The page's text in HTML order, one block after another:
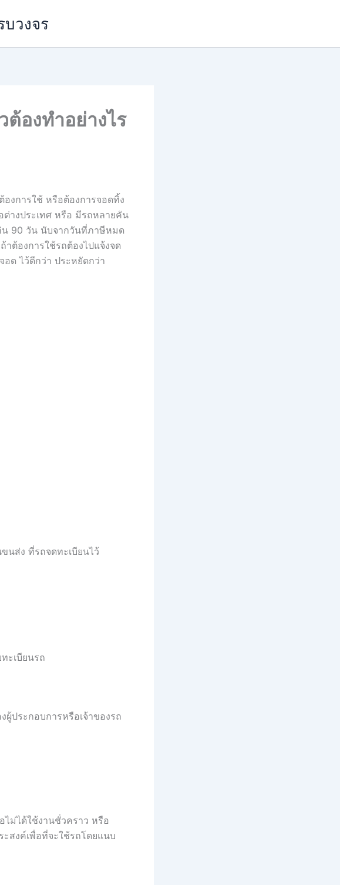
วงจร
ต้องทำอย่างไร
องการใช้ หรือต้องการจอดทิ้ง
ต่างประเทศ หรือ มีรถหลายคัน
น 90 วัน นับจากวันที่ภาษีหมด
ต้องการใช้รถต้องไปแจ้งจด
อด ไว้ดีกว่า ประหยัดกว่า
นส่ง ที่รถจดทะเบียนไว้
ะเบียนรถ
ประกอบการหรือเจ้าของรถ
ม่ได้ใช้งานชั่วคราว หรือ
สงค์เพื่อที่จะใช้รถโดยแนบ